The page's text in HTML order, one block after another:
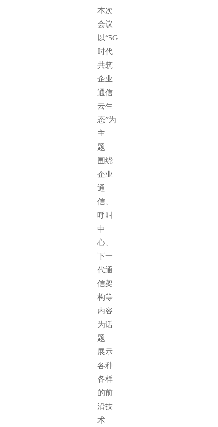
本次
会议
以“5G
时代
共筑
企业
通信
云生
态”为
主
题，
围绕
企业
通
信、
呼叫
中
心、
下一
代通
信架
构等
内容
为话
题，
展示
各种
各样
的前
沿技
术，